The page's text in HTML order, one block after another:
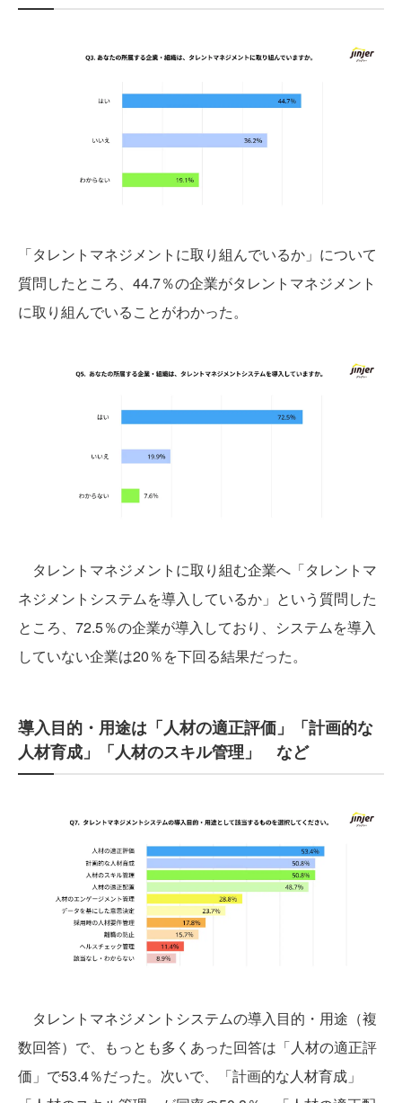
「タレントマネジメントに取り組んでいるか」について
質問したところ、44.7％の企業がタレントマネジメント
に取り組んでいることがわかった。
タレントマネジメントに取り組む企業へ「タレントマ
ネジメントシステムを導入しているか」という質問した
ところ、72.5％の企業が導入しており、システムを導入
していない企業は20％を下回る結果だった。
導入目的・用途は「人材の適正評価」「計画的な
人材育成」「人材のスキル管理」 など
タレントマネジメントシステムの導入目的・用途（複
数回答）で、もっとも多くあった回答は「人材の適正評
価」で53.4％だった。次いで、「計画的な人材育成」